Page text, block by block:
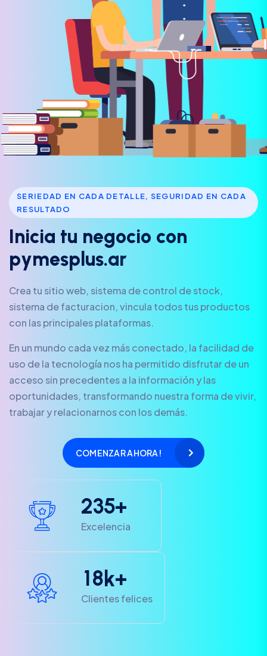
SERIEDAD EN CADA DETALLE, SEGURIDAD EN CADA
RESULTADO
Inicia tu negocio con
pymesp us.ar
Crea tu sitio web, sistema de control de stock,
sistema de facturacion, vincula todos tus productos
con las principales plataformas.
En un mundo cada vez más conectado, la facilidad de
uso de la tecnología nos ha permitido disfrutar de un
acceso sin precedentes a la información y las
oportunidades, transformando nuestra forma de vivir,
trabajar y relacionarnos con los demás.
COMENZAR AHORA!
235+
Excelencia
18k+
Clientes felices